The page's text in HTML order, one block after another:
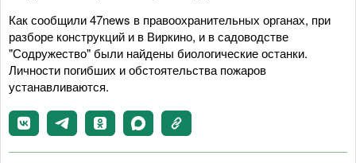
Как сообщили 47news в правоохранительных органах, при
разборе конструкций и в Виркино, и в садоводстве
"Содружество" были найдены биологические останки.
Личности погибших и обстоятельства пожаров
устанавливаются.